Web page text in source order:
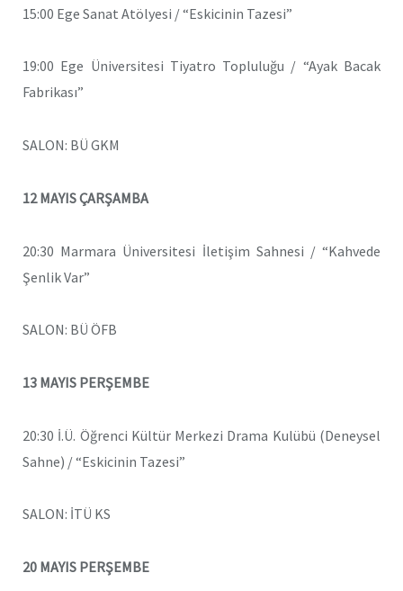
15:00 Ege Sanat Atölyesi / “Eskicinin Tazesi”
19:00 Ege Üniversitesi Tiyatro Topluluğu / “Ayak Bacak
Fabrikası”
SALON: BÜ GKM
12 MAYIS ÇARŞAMBA
20:30 Marmara Üniversitesi İletişim Sahnesi / “Kahvede
Şenlik Var”
SALON: BÜ ÖFB
13 MAYIS PERŞEMBE
20:30 İ.Ü. Öğrenci Kültür Merkezi Drama Kulübü (Deneysel
Sahne) / “Eskicinin Tazesi”
SALON: İTÜ KS
20 MAYIS PERŞEMBE